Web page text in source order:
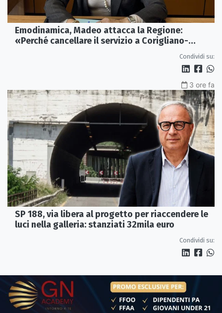
Emodinamica, Madeo attacca la Regione:
«Perché cancellare il servizio a Corigliano-
Condividi su:
3 ore fa
SP 188, via libera al progetto per riaccendere le
luci nella galleria: stanziati 32mila euro
Condividi su: